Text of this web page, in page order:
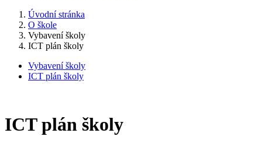
Úvodní stránka
O škole
Vybavení školy
ICT plán školy
Vybavení školy
ICT plán školy
ICT plán školy